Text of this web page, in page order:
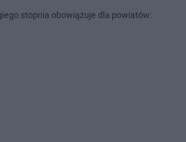
stopnia obowiązuje dla powiatów: